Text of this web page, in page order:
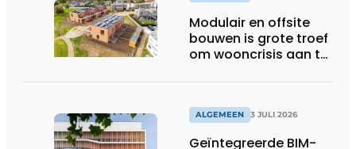
Modulair en offsite
bouwen is grote troef
om wooncrisis aan te
ALGEMEEN 3 JULI 2026
Geïntegreerde BIM-